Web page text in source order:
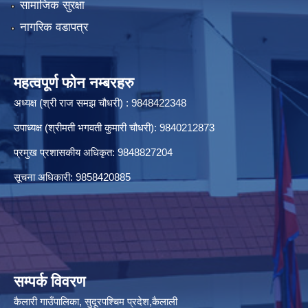
सामाजिक सुरक्षा
नागरिक वडापत्र
महत्वपूर्ण फोन नम्बरहरु
अध्यक्ष (श्री राज समझ चौधरी) : 9848422348
उपाध्यक्ष (श्रीमती भगवती कुमारी चौधरी): 9840212873
प्रमुख प्रशासकीय अधिकृत: 9848827204
सूचना अधिकारी: 9858420885
सम्पर्क विवरण
कैलारी गाउँपालिका, सुदूरपश्चिम प्रदेश,कैलाली